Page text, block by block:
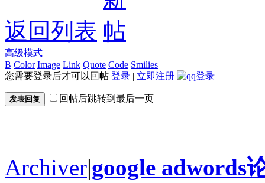
返回列表
高级模式
B Color Image Link Quote Code Smilies
您需要登录后才可以回帖 登录 | 立即注册
发表回复 回帖后跳转到最后一页
Archiver|google adwords